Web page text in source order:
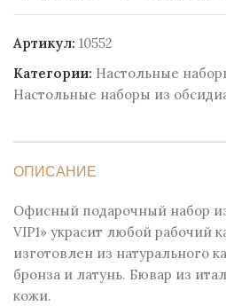
Артикул: 10552
Категории: Настольные
Настольные наборы из
ОПИСАНИЕ
Офисный подарочный набор
VIP1» украсит любой рабочий
изготовлен из натурального
бронза и латунь. Бювар из
кожи.